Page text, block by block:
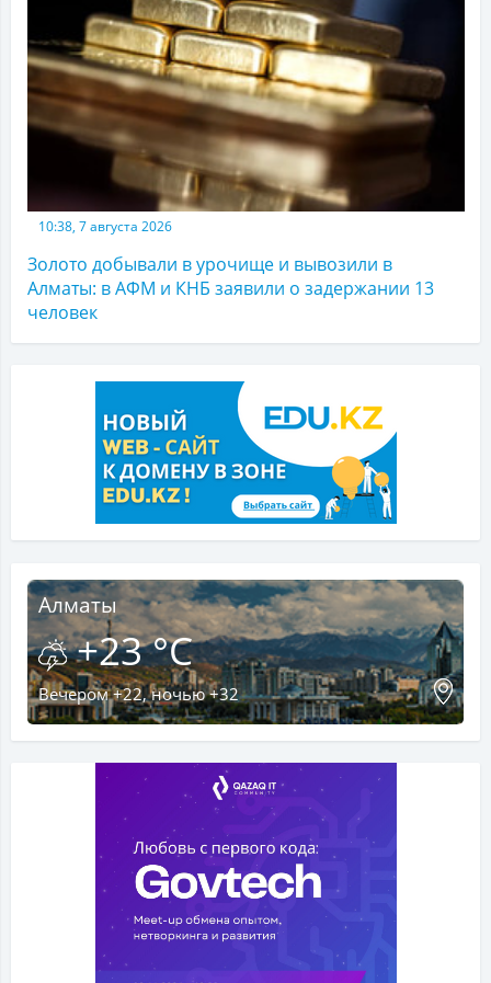
10:38, 7 августа 2026
Золото добывали в урочище и вывозили в
Алматы: в АФМ и КНБ заявили о задержании 13
человек
Алматы
+23 °C
Вечером +22, ночью +32